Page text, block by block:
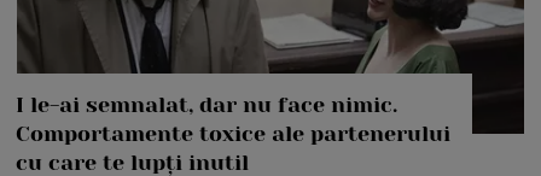
I le-ai semnalat, dar nu face nimic.
Comportamente toxice ale partenerului
cu care te lupți inutil